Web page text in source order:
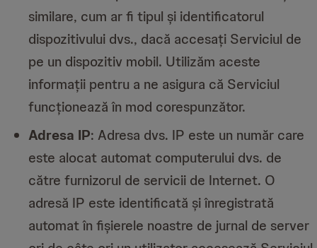
similare, cum ar fi tipul și identificatorul
dispozitivului dvs., dacă accesați Serviciul de
pe un dispozitiv mobil. Utilizăm aceste
informații pentru a ne asigura că Serviciul
funcționează în mod corespunzător.
Adresa IP: Adresa dvs. IP este un număr care
este alocat automat computerului dvs. de
către furnizorul de servicii de Internet. O
adresă IP este identificată și înregistrată
automat în fișierele noastre de jurnal de server